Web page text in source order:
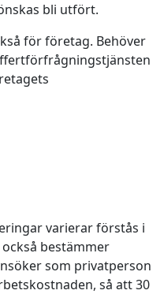
bli utfört.
för företag. Behöver
varierar förstås i
bestämmer
som privatperson
så att 30